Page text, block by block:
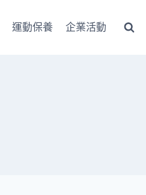
運動保養 企業活動